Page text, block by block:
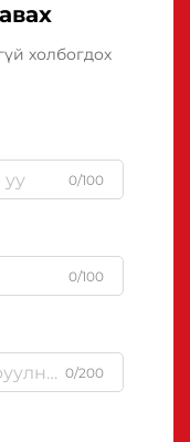
холбогдох
0/100
0/100
0/200